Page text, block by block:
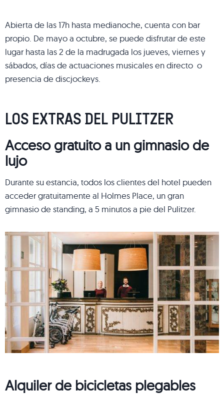
Abierta de las 17h hasta medianoche, cuenta con bar
propio. De mayo a octubre, se puede disfrutar de este
lugar hasta las 2 de la madrugada los jueves, viernes y
sábados, días de actuaciones musicales en directo o
presencia de discjockeys.
LOS EXTRAS DEL PULITZER
Acceso gratuito a un gimnasio de
lujo
Durante su estancia, todos los clientes del hotel pueden
acceder gratuitamente al Holmes Place, un gran
gimnasio de standing, a 5 minutos a pie del Pulitzer.
Alquiler de bicicletas plegables